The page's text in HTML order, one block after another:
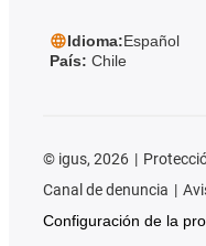
Idioma:Español
País: Chile
© igus, 2026
Canal de denuncia
Configuración de la